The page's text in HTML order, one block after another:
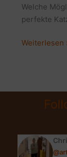
Welche
perfekte
Zuverlässige
mit
Urlaub?
Weiterlesen